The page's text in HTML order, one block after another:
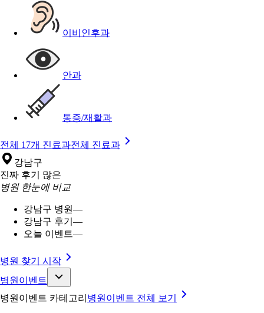
이비인후과
안과
통증/재활과
전체 17개 진료과전체 진료과
강남구
진짜 후기 많은
병원 한눈에 비교
강남구 병원—
강남구 후기 —
오늘 이벤트—
병원 찾기 시작
병원이벤트
병원이벤트 카테고리 병원이벤트 전체 보기